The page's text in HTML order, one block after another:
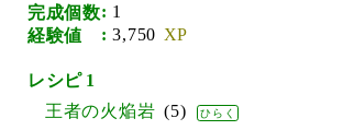
完成個数
1
経験値
3,750
1
王者の火焔岩
5